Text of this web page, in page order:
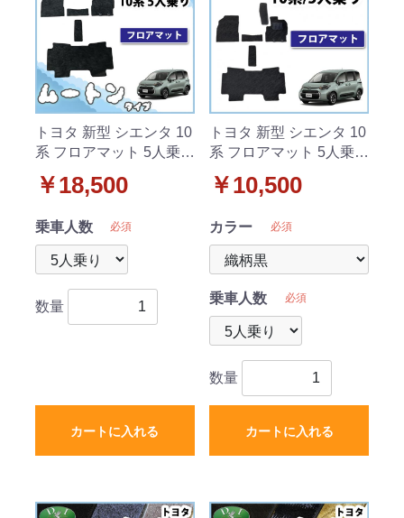
トヨタ 新型 シエンタ 10
系 フロアマット 5人乗り
トン調 ブラックタイプ
￥18,500
乗車人数 必須
数量
カートに入れる
トヨタ 新型 シエンタ 10
系 フロアマット 5人乗り
￥10,500
カラー 必須
乗車人数 必須
数量
カートに入れる